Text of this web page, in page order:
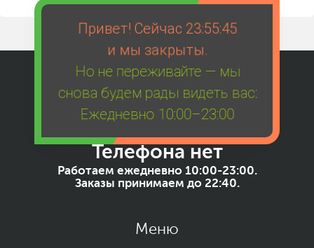
Привет! Сейчас 23:55:45
и мы закрыты.
Но не переживайте — мы
снова будем рады видеть вас:
Ежедневно 10:00–23:00
Телефона нет
Работаем ежедневно 10:00-23:00.
Заказы принимаем до 22:40.
Меню